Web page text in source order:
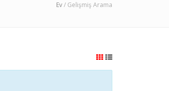
Ev/ Gelişmiş Arama